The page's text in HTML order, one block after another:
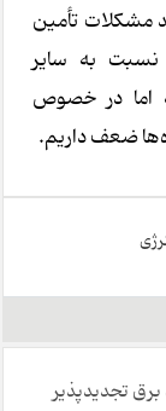
مشکلات تأمین
به سایر
اما در خصوص
ضعف داریم.
تجدیدپذیر